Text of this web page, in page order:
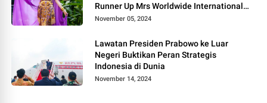
Runner Up Mrs Worldwide International
2024, di Pemilihan Mrs Worldwide 2024
November 05, 2024
Lawatan Presiden Prabowo ke Luar
Negeri Buktikan Peran Strategis
Indonesia di Dunia
November 14, 2024